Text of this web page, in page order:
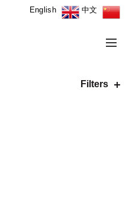
中文
English
Filters